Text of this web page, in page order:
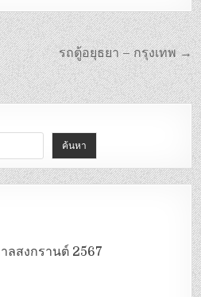
รถตู้อยุธยา – กรุงเทพ →
ค้นหา
ลสงกรานต์ 2567